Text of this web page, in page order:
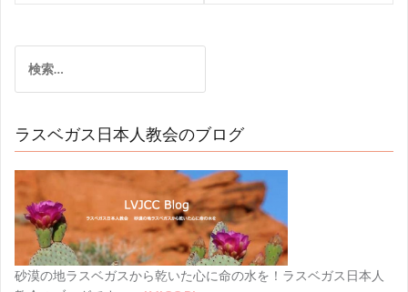
ビ
ゲ
ー
シ
ョ
ン
索:
ラスベガス日本人教会のブログ
砂漠の地ラスベガスから乾いた心に命の水を！ラスベガス日本人